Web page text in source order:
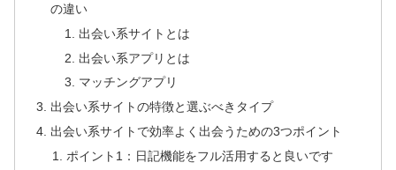
の違い
出会い系サイトとは
出会い系アプリとは
マッチングアプリ
出会い系サイトの特徴と選ぶべきタイプ
出会い系サイトで効率よく出会うための3つポイント
ポイント1：日記機能をフル活用すると良いです